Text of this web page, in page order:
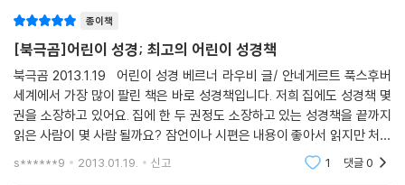
루 만나볼 수 있을 것이다.
8. 오스트리아 청소년 도서상 수상
독일어 원서로는 벌써 10판을 찍은 『어린이 성경』은 독일어권 국가의 교회
와 학교에서 대중적인 사랑을 받고 있으며, 신학과 기독교교육학 학자들로
부터도 인정을 받고 있다. 이미 네덜란드어로 번역이 됐으며, 영어권에서
는 푹스후버의 그림에 Rolf E. Aaseng이 새롭게 텍스트를 써서 『Augsb
종이책
[북극곰]어린이 성경; 최고의 어린이 성경책
북극곰 2013.1.19 어린이 성경 베르너 라우비 글/ 안네게르트 푹스후버
세계에서 가장 많이 팔린 책은 바로 성경책입니다. 저희 집에도 성경책 몇
권을 소장하고 있어요. 집에 한 두 권정도 소장하고 있는 성경책을 끝까지
읽은 사람이 몇 사람 될까요? 잠언이나 시편은 내용이 좋아서 읽지만 처음
부터 끝까지 완독한 적이 솔직히 없어요. 매번 구약에서
s******9 2013.01.19. 신고 1 댓글0